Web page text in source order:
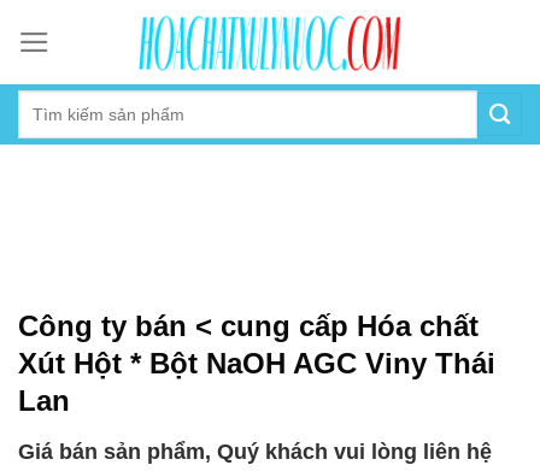
content
Công ty bán < cung cấp Hóa chất
Xút Hột * Bột NaOH AGC Viny Thái
Lan
Giá bán sản phẩm, Quý khách vui lòng liên hệ